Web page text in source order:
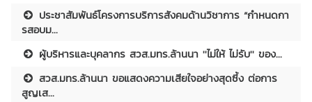
ประชาสัมพันธ์โครงการบริการสังคมด้านวิชาการ “กำหนดกา
รสอบม...
ผู้บริหารและบุคลากร สวส.มทร.ล้านนา ''ไม่ให้ ไม่รับ'' ของ...
สวส.มทร.ล้านนา ขอแสดงความเสียใจอย่างสุดซึ้ง ต่อการ
สูญเส...